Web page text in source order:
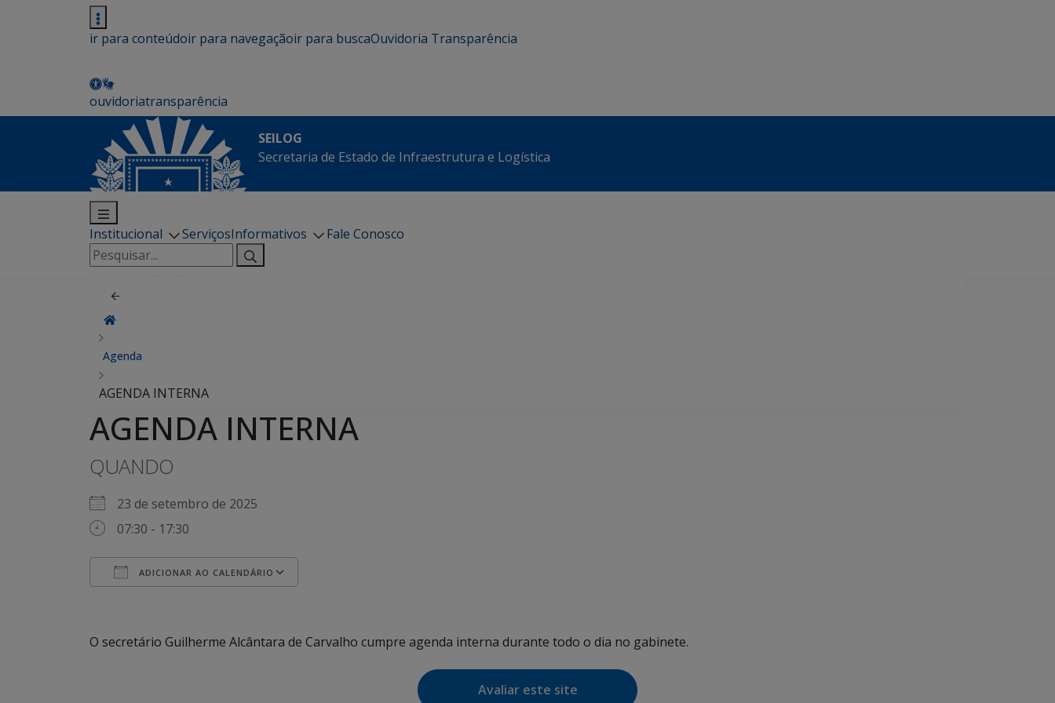
ir para conteúdoir para navegaçãoir para buscaOuvidoria Transparência
ouvidoriatransparência
SEILOG
Secretaria de Estado de Infraestrutura e Logística
Institucional ServiçosInformativos
Fale Conosco
Pesquisar
por:
Agenda
AGENDA INTERNA
AGENDA INTERNA
QUANDO
23 de setembro de 2025
07:30 - 17:30
ADICIONAR AO CALENDÁRIO
O secretário Guilherme Alcântara de Carvalho cumpre agenda interna durante todo o dia no gabinete.
Avaliar este site